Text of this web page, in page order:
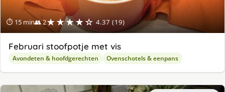
⏱ 15 min👥 2★★★★☆ 4.37 (19)
Februari stoofpotje met vis
Avondeten & hoofdgerechten Ovenschotels & eenpans